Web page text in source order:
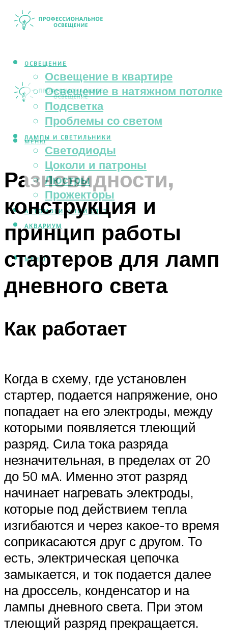
ОСВЕЩЕНИЕ
Освещение в квартире
Освещение в натяжном потолке
Подсветка
Проблемы со светом
ЛАМПЫ И СВЕТИЛЬНИКИ
Светодиоды
Цоколи и патроны
Люстры
Прожекторы
АВТОМОБИЛЬНЫЙ СВЕТ
АКВАРИУМ
МЕНЮ
МЕНЮ
Разновидности,
конструкция и
принцип работы
стартеров для ламп
дневного света
Как работает
Когда в схему, где установлен
стартер, подается напряжение, оно
попадает на его электроды, между
которыми появляется тлеющий
разряд. Сила тока разряда
незначительная, в пределах от 20
до 50 мА. Именно этот разряд
начинает нагревать электроды,
которые под действием тепла
изгибаются и через какое-то время
соприкасаются друг с другом. То
есть, электрическая цепочка
замыкается, и ток подается далее
на дроссель, конденсатор и на
лампы дневного света. При этом
тлеющий разряд прекращается.